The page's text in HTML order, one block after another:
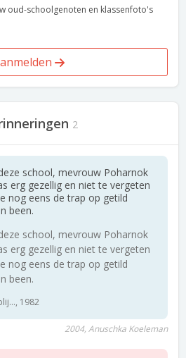
oud-schoolgenoten en klassenfoto's
2
school, mevrouw Poharnok
erg gezellig en niet te vergeten
nog eens de trap op getild
been.
school, mevrouw Poharnok
erg gezellig en niet te vergeten
nog eens de trap op getild
been.
1982
2004, Anuschka Koeleman